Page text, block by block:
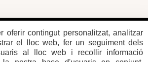
Plaça del Vi, 1
17004 GIRONA
Tel. 972 419 010
Contacte
Mapa del web
Mapa de xarxes
Avís legal
oferir contingut personalitzat, analitzar
el lloc web, fer un seguiment dels
al lloc web i recollir informació